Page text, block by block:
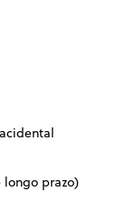
prazo)